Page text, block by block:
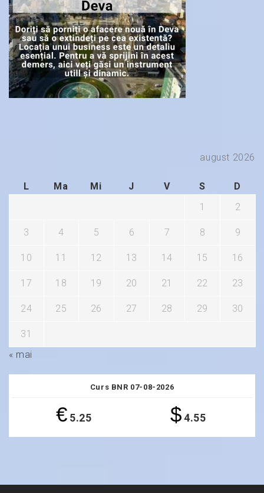
august 2026
L Ma Mi J V S
D
1
2
3 4 5 6 7 8 9
10 11 12 13 14 15 16
17 18 19 20 21 22 23
24 25 26 27 28 29 30
31
« mai
Curs BNR 07-08-2026
€ 5.25 $4.55